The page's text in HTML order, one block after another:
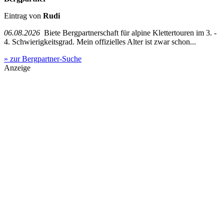
Eintrag von Rudi
06.08.2026 Biete Bergpartnerschaft für alpine Klettertouren im 3. -
4. Schwierigkeitsgrad. Mein offizielles Alter ist zwar schon...
» zur Bergpartner-Suche
Anzeige